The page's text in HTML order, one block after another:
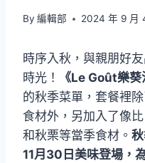
By 編輯部 2024 年 9 月
時序入秋，與親朋好
時光！
《Le Goût樂葵
的秋季菜單，套餐裡
食材外，另加入了像
和秋栗等當季食材。
11月30日美味登場，